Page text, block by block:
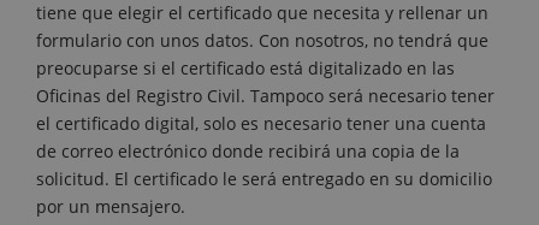
tiene que elegir el certificado que necesita y rellenar un
formulario con unos datos. Con nosotros, no tendrá que
preocuparse si el certificado está digitalizado en las
Oficinas del Registro Civil. Tampoco será necesario tener
el certificado digital, solo es necesario tener una cuenta
de correo electrónico donde recibirá una copia de la
solicitud. El certificado le será entregado en su domicilio
por un mensajero.